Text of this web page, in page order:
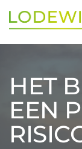
HET
EEN